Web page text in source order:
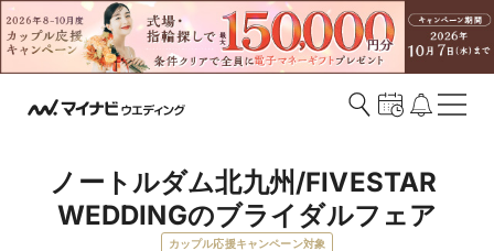
ノートルダム北九州/FIVESTAR
WEDDINGのブライダルフェア
カップル応援キャンペーン対象